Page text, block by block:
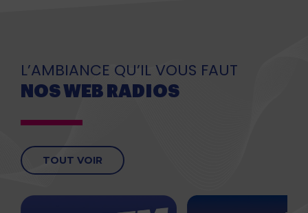
L’AMBIANCE QU’IL VOUS FAUT
NOS WEB RADIOS
TOUT VOIR